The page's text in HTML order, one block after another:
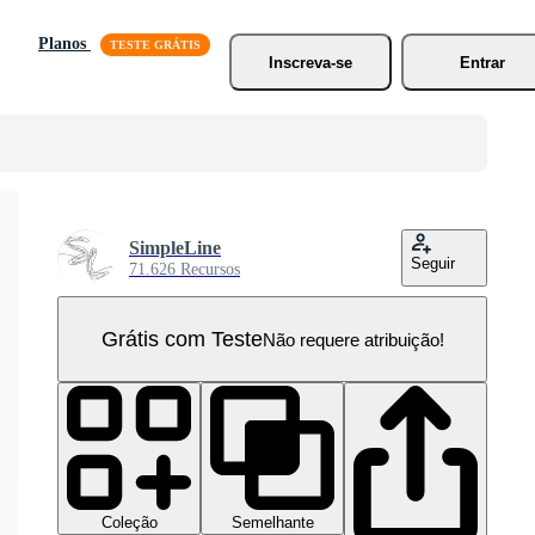
Planos
Inscreva-se
Entrar
SimpleLine
71.626 Recursos Seguir
Grátis com TesteNão requere atribuição!
Coleção
Semelhante